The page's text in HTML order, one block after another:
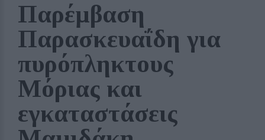
Παρέμβαση
Παρασκευαΐδη για
πυρόπληκτους
Μόριας και
εγκαταστάσεις